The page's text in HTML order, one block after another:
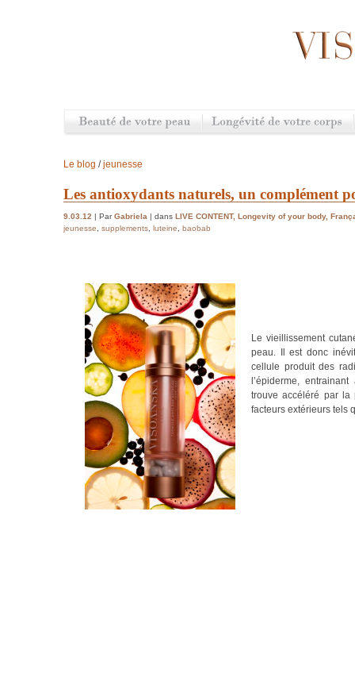
Le blog /jeunesse
Les antioxydants naturels, un complément
9.03.12 | ParGabriela | dans LIVE CONTENT, Longevity of your body,
jeunesse, supplements, luteine, baobab
Le vieillissement
peau. Il est donc
cellule produit des
l’épiderme,
trouve accéléré par
facteurs extérieurs tels